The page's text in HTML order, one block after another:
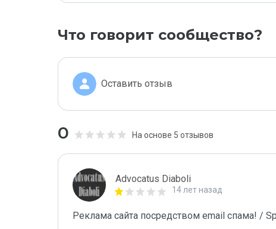
Что говорит сообщество?
Оставить отзыв
0 На основе 5 отзывов
Advocatus Diaboli
14 лет назад
Реклама сайта посредством email спама! /